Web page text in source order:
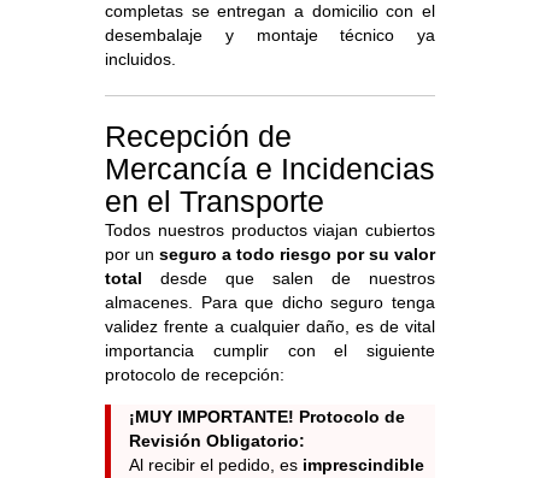
completas se entregan a domicilio con el
desembalaje y montaje técnico ya
incluidos.
Recepción de
Mercancía e Incidencias
en el Transporte
Todos nuestros productos viajan cubiertos
por un seguro a todo riesgo por su valor
total desde que salen de nuestros
almacenes. Para que dicho seguro tenga
validez frente a cualquier daño, es de vital
importancia cumplir con el siguiente
protocolo de recepción:
¡MUY IMPORTANTE! Protocolo de
Revisión Obligatorio:
Al recibir el pedido, es imprescindible